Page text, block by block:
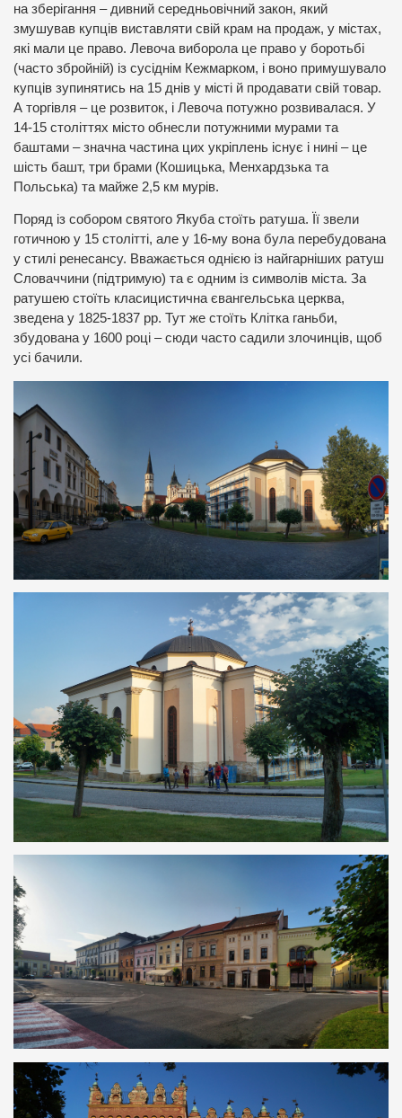
на зберігання – дивний середньовічний закон, який
змушував купців виставляти свій крам на продаж, у містах,
які мали це право. Левоча виборола це право у боротьбі
(часто збройній) із сусіднім Кежмарком, і воно примушувало
купців зупинятись на 15 днів у місті й продавати свій товар.
А торгівля – це розвиток, і Левоча потужно розвивалася. У
14-15 століттях місто обнесли потужними мурами та
баштами – значна частина цих укріплень існує і нині – це
шість башт, три брами (Кошицька, Менхардзька та
Польська) та майже 2,5 км мурів.
Поряд із собором святого Якуба стоїть ратуша. Її звели
готичною у 15 столітті, але у 16-му вона була перебудована
у стилі ренесансу. Вважається однією із найгарніших ратуш
Словаччини (підтримую) та є одним із символів міста. За
ратушею стоїть класицистична євангельська церква,
зведена у 1825-1837 рр. Тут же стоїть Клітка ганьби,
збудована у 1600 році – сюди часто садили злочинців, щоб
усі бачили.